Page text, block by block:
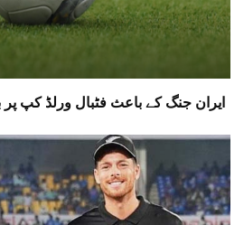
ایران جنگ کے باعث فٹبال ورلڈ کپ